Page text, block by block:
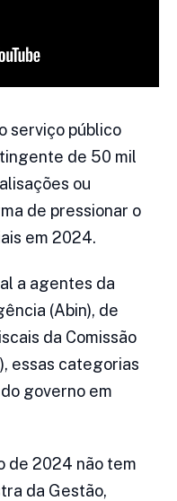
serviço público
de 50 mil
ou
de pressionar o
em 2024.
a agentes da
(Abin), de
da Comissão
essas categorias
governo em
de 2024 não tem
da Gestão,